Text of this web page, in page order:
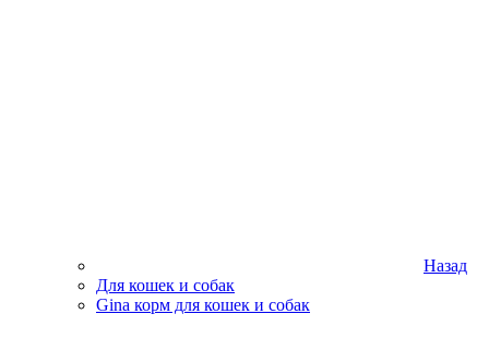
Назад
Для кошек и собак
Gina корм для кошек и собак